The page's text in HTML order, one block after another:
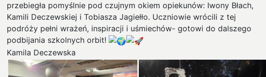
przebiegła pomyślnie pod czujnym okiem opiekunów: Iwony Błach,
Kamili Deczewskiej i Tobiasza Jagiełło. Uczniowie wrócili z tej
podróży pełni wrażeń, inspiracji i uśmiechów- gotowi do dalszego
podbijania szkolnych orbit!
Kamila Deczewska